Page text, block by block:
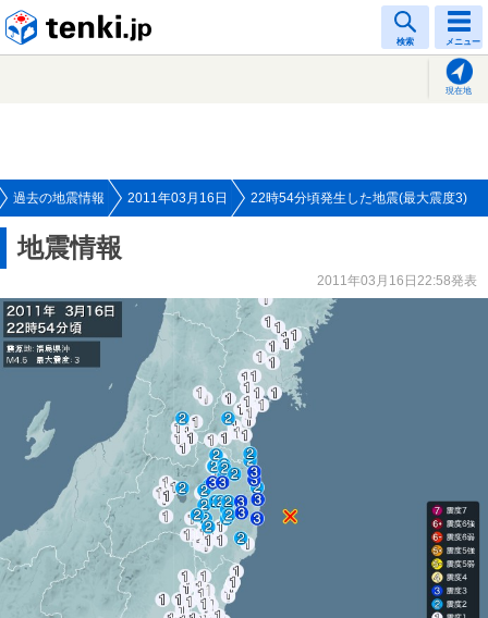
検索 メニュー
現在地
過去の地震情報 2011年03月16日 22時54分頃発生した地震(最大震度3)
地震情報
2011年03月16日22:58発表